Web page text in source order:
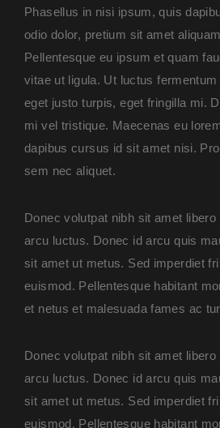
Phasellus in nisi ipsum, quis
odio dolor, pretium sit amet
Pellentesque eu ipsum et quam
vitae ut ligula. Ut luctus
eget justo turpis, eget fringilla mi.
mi vel tristique. Maecenas eu
dapibus cursus id sit amet nisi.
sem nec aliquet.
Donec volutpat nibh sit amet
arcu luctus. Donec id arcu quis
sit amet ut metus. Sed imperdiet
euismod. Pellentesque habitant
et netus et malesuada fames ac
Donec volutpat nibh sit amet
arcu luctus. Donec id arcu quis
sit amet ut metus. Sed imperdiet
euismod. Pellentesque habitant